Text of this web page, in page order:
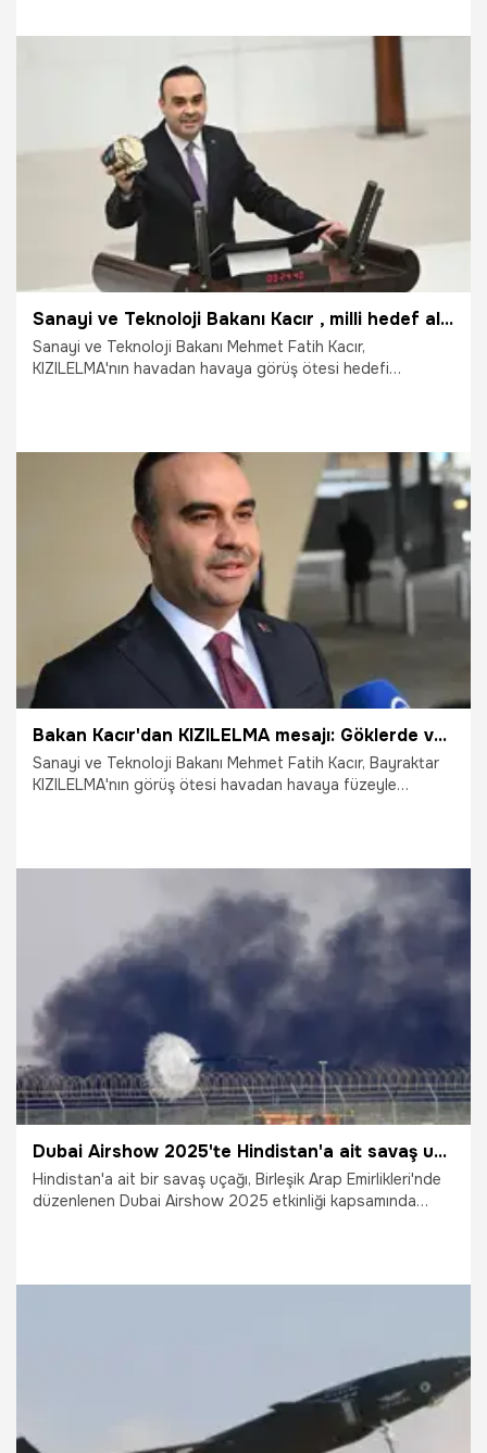
Dünya
Sanayi ve Teknoloji Bakanı Kacır , milli hedef algılayıcı “MİHAL”in detaylarını anlattı! 'Türkiye dünyada bir ilke imza attı'
Sanayi ve Teknoloji Bakanı Mehmet Fatih Kacır,
KIZILELMA'nın havadan havaya görüş ötesi hedefi
ürettik. Kimse merak etmesin, bizden neyi esirgiyorlarsa,
biz Allah'ın izniyle, onun daha iyisini yerli ve milli olarak
geliştireceğiz ve üreteceğiz." dedi.
Gündem
Bakan Kacır'dan KIZILELMA mesajı: Göklerde ve ötesinde tam bağımsız Türkiye
Sanayi ve Teknoloji Bakanı Mehmet Fatih Kacır, Bayraktar
KIZILELMA'nın görüş ötesi havadan havaya füzeyle
hava üstünlüğünün kurallarını yeniden yazan bir seviyede"
30.11.2025 Gündem
Dubai Airshow 2025'te Hindistan'a ait savaş uçağı düştü
Hindistan'a ait bir savaş uçağı, Birleşik Arap Emirlikleri'nde
düzenlenen Dubai Airshow 2025 etkinliği kapsamında